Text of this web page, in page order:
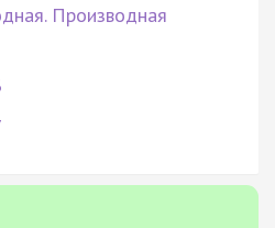
Производная